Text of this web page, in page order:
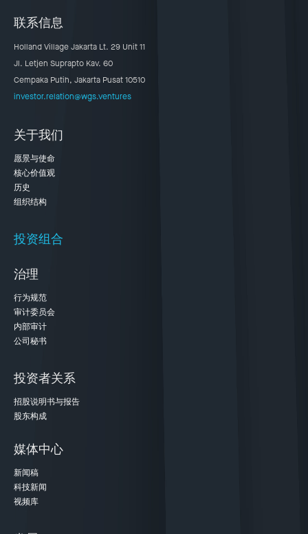
联系信息
Holland Village Jakarta Lt. 29 Unit 11
Jl. Letjen Suprapto Kav. 60
Cempaka Putih, Jakarta Pusat 10510
investor.relation@wgs.ventures
关于我们
愿景与使命
核心价值观
历史
组织结构
投资组合
治理
行为规范
审计委员会
内部审计
公司秘书
投资者关系
招股说明书与报告
股东构成
媒体中心
新闻稿
科技新闻
视频库